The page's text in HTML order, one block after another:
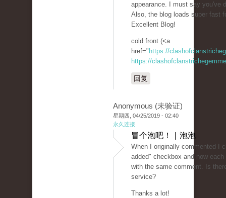
appearance. I must say you've
Also, the blog loads super fast
Excellent Blog!
cold front (<a
href=" https://
https://
回复
Anonymous (未验证)
星期四, 04/25/2019 - 02:40
永久连接
冒个泡吧！ | 泡泡
When I originally commented I
added" checkbox and now
with the same comment. Is
service?
Thanks a lot!